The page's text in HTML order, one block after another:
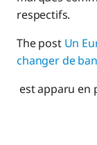
respectifs.
The post Un
changer de
est apparu en